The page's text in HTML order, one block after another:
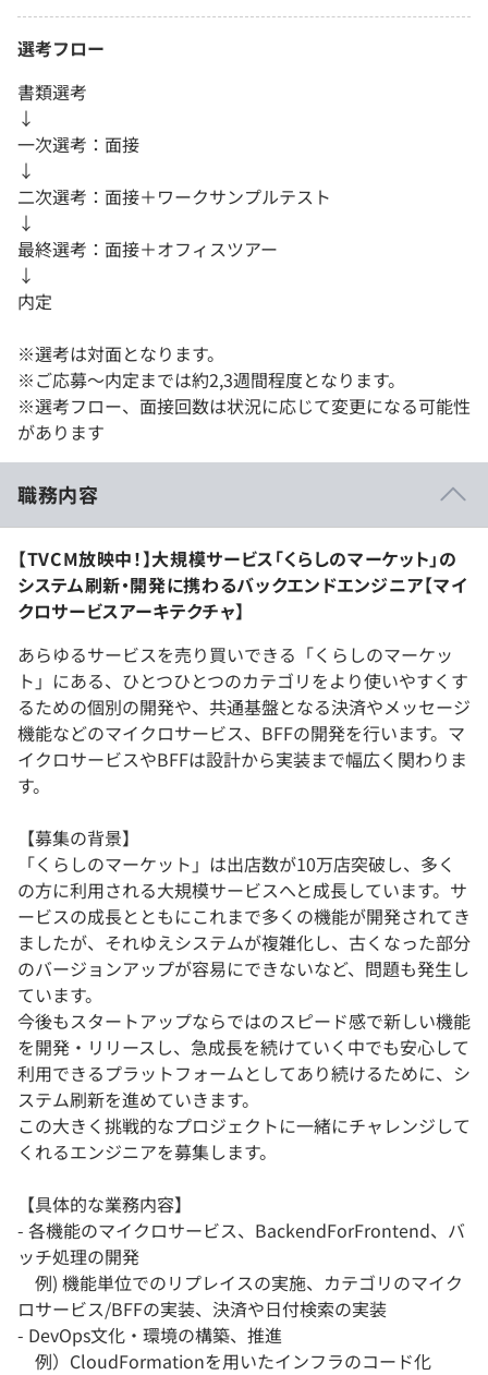
選考フロー
書類選考
↓
一次選考：面接
↓
二次選考：面接＋ワークサンプルテスト
↓
最終選考：面接＋オフィスツアー
↓
内定
※選考は対面となります。
※ご応募〜内定までは約2,3週間程度となります。
※選考フロー、面接回数は状況に応じて変更になる可能性
があります
職務内容
【TVCM放映中！】大規模サービス「くらしのマーケット」の
システム刷新・開発に携わるバックエンドエンジニア【マイ
クロサービスアーキテクチャ】
あらゆるサービスを売り買いできる「くらしのマーケッ
ト」にある、ひとつひとつのカテゴリをより使いやすくす
るための個別の開発や、共通基盤となる決済やメッセージ
機能などのマイクロサービス、BFFの開発を行います。マ
イクロサービスやBFFは設計から実装まで幅広く関わりま
す。
【募集の背景】
「くらしのマーケット」は出店数が10万店突破し、多く
の方に利用される大規模サービスへと成長しています。サ
ービスの成長とともにこれまで多くの機能が開発されてき
ましたが、それゆえシステムが複雑化し、古くなった部分
のバージョンアップが容易にできないなど、問題も発生し
ています。
今後もスタートアップならではのスピード感で新しい機能
を開発・リリースし、急成長を続けていく中でも安心して
利用できるプラットフォームとしてあり続けるために、シ
ステム刷新を進めていきます。
この大きく挑戦的なプロジェクトに一緒にチャレンジして
くれるエンジニアを募集します。
【具体的な業務内容】
- 各機能のマイクロサービス、BackendForFrontend、バ
ッチ処理の開発
例) 機能単位でのリプレイスの実施、カテゴリのマイク
ロサービス/BFFの実装、決済や日付検索の実装
- DevOps文化・環境の構築、推進
例）CloudFormationを用いたインフラのコード化